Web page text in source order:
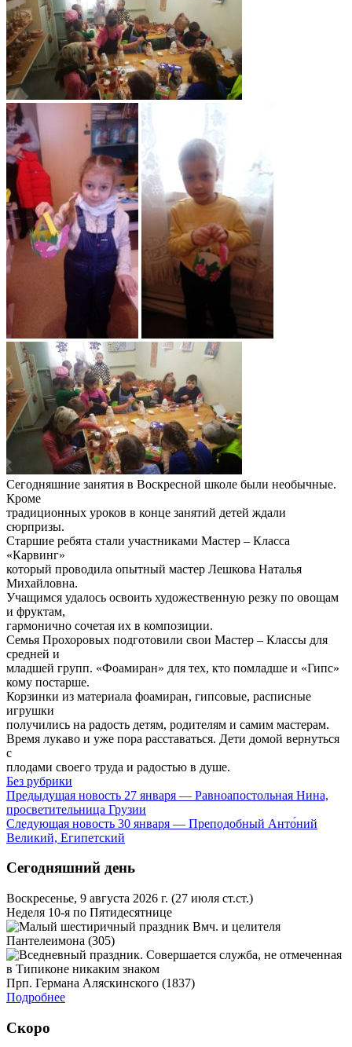
Сегодняшние занятия в Воскресной школе были необычные.
Кроме
традиционных уроков в конце занятий детей ждали
сюрпризы.
Старшие ребята стали участниками Мастер – Класса
«Карвинг»
который проводила опытный мастер Лешкова Наталья
Михайловна.
Учащимся удалось освоить художественную резку по овощам
и фруктам,
гармонично сочетая их в композиции.
Семья Прохоровых подготовили свои Мастер – Классы для
средней и
младшей групп. «Фоамиран» для тех, кто помладше и «Гипс»
кому постарше.
Корзинки из материала фоамиран, гипсовые, расписные
игрушки
получились на радость детям, родителям и самим мастерам.
Время лукаво и уже пора расставаться. Дети домой вернуться
с
плодами своего труда и радостью в душе.
Без рубрики
Предыдущая новость 27 января — Равноапостольная Нина,
просветительница Грузии
Следующая новость 30 января — Преподобный Анто́ний
Великий, Египетский
Сегодняшний день
Воскресенье, 9 августа 2026 г. (27 июля ст.ст.)
Неделя 10-я по Пятидесятнице
Вмч. и целителя
Пантелеимона (305)
Прп. Германа Аляскинского (1837)
Подробнее
Скоро